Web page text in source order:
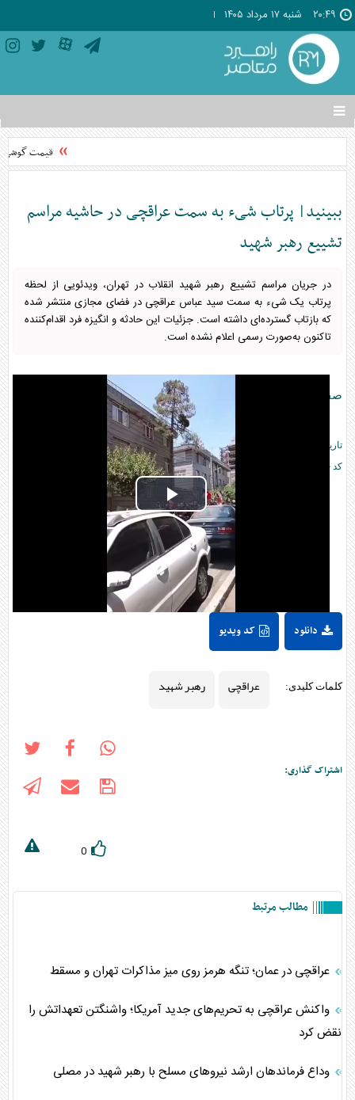
۲۰:۴۹ شنبه ۱۷ مرداد ۱۴۰۵
تغییر
وضعیت
منوی
ها
قیمت گوشی‌های
ببینید| پرتاب شیء به سمت عراقچی در حاشیه مراسم
تشییع رهبر شهید
در جریان مراسم تشییع رهبر شهید انقلاب در تهران، ویدئویی از لحظه
پرتاب یک شیء به سمت سید عباس عراقچی در فضای مجازی منتشر شده
که بازتاب گسترده‌ای داشته است. جزئیات این حادثه و انگیزه فرد اقدام‌کننده
تاکنون به‌صورت رسمی اعلام نشده است.
صفحه اصلی
تاریخ انتشار:
2026 July 07
کد خبر:
Play
Video
کد ویدیو دانلود
کلمات کلیدی: عراقچی رهبر شهید
اشتراک گذاری:
0
مطالب مرتبط
عراقچی در عمان؛ تنگه هرمز روی میز مذاکرات تهران و مسقط
واکنش عراقچی به تحریم‌های جدید آمریکا؛ واشنگتن تعهداتش را
نقض کرد
وداع فرماندهان ارشد نیروهای مسلح با رهبر شهید در مصلی